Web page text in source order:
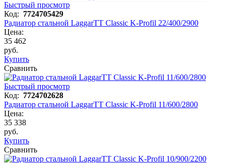
Быстрый просмотр
Код: 7724705429
Радиатор стальной LaggarTT Classic K-Profil 22/400/2900
Цена:
35 462
руб.
Купить
Сравнить
Быстрый просмотр
Код: 7724702628
Радиатор стальной LaggarTT Classic K-Profil 11/600/2800
Цена:
35 338
руб.
Купить
Сравнить